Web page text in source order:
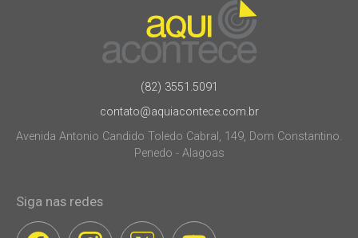
(82) 3551.5091
contato@aquiacontece.com.br
Avenida Antonio Candido Toledo Cabral, 149, Dom Constantino.
Penedo - Alagoas
Siga nas redes